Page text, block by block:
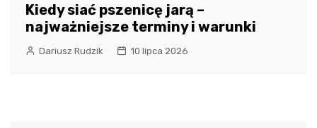
Kiedy siać pszenicę jarą –
najważniejsze terminy i warunki
Dariusz Rudzik 10 lipca 2026